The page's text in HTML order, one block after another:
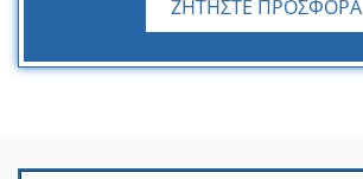
ΖΗΤΗΣΤΕ ΠΡΟΣΦΟΡΑ